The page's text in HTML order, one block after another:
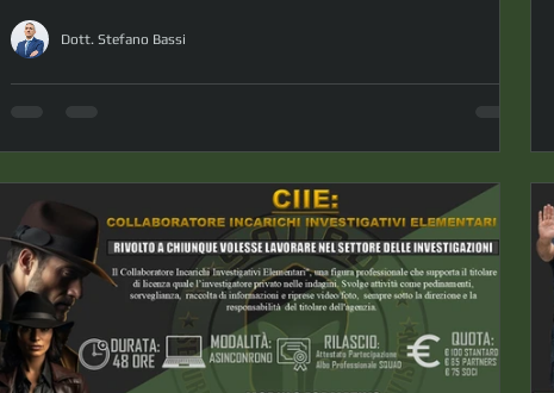
SECURITY RISK MANAGEMENT: nei
cantiere per servizi, cantiere fisso, semifisso e mobile, il
ruolo del security risk management; analisi preventiva,
business e progettazione integrata, intelligence, analisi del
contesto e di scenario, focus appalti, processo decisionale,
case studies due diligence e procurement intelligence; HR
intelligence, duty of care e duty of loyalty, vetting / HR
intelligence, duty of care e duty of loyalty, case studies; la
Dott. Stefano Bassi